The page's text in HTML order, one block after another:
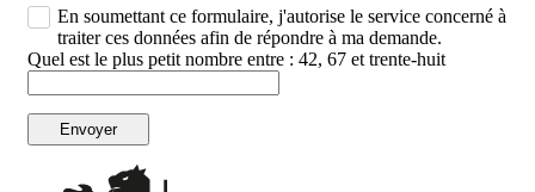
En soumettant ce formulaire, j'autorise le service concerné à
traiter ces données afin de répondre à ma demande.
Quel est le plus petit nombre entre : 42, 67 et trente-huit
Envoyer